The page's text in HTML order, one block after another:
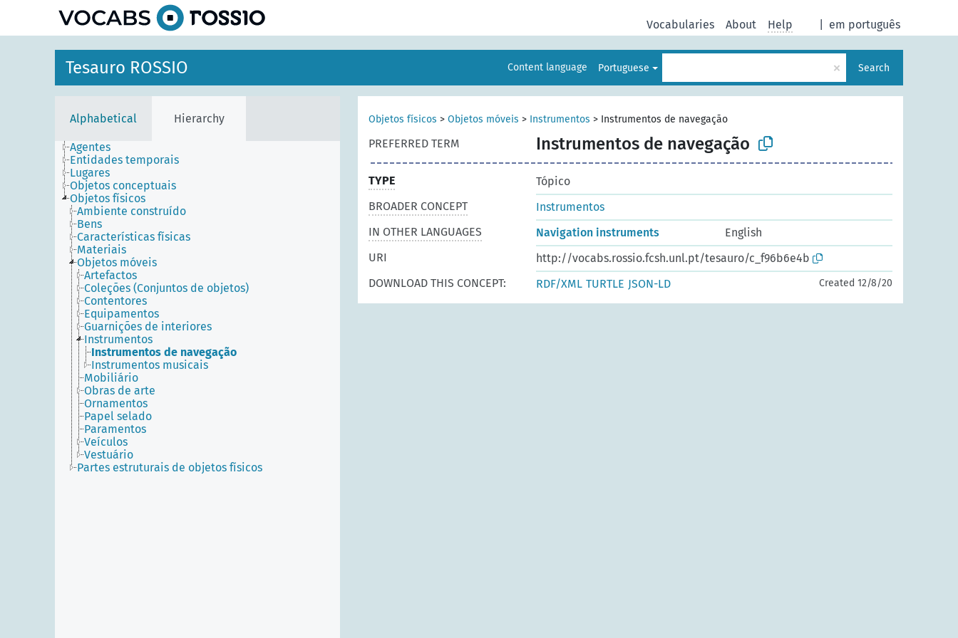
em português
Vocabularies About Help
Tesauro ROSSIO Content language Portuguese × Search
Alphabetical Hierarchy
Agentes
Entidades temporais
Lugares
Objetos conceptuais
Objetos físicos
Ambiente construído
Bens
Características físicas
Materiais
Objetos móveis
Artefactos
Coleções (Conjuntos de objetos)
Contentores
Equipamentos
Guarnições de interiores
Instrumentos
Instrumentos de navegação
Instrumentos musicais
Mobiliário
Obras de arte
Ornamentos
Papel selado
Paramentos
Veículos
Vestuário
Partes estruturais de objetos físicos
Objetos físicos > Objetos móveis > Instrumentos > Instrumentos de navegação
PREFERRED TERM Instrumentos de navegação
TYPE
Tópico
BROADER CONCEPT
Instrumentos
IN OTHER LANGUAGES
Navigation instruments
English
URI
http://vocabs.rossio.fcsh.unl.pt/tesauro/c_f96b6e4b
DOWNLOAD THIS CONCEPT:
RDF/XML TURTLE JSON-LD Created 12/8/20